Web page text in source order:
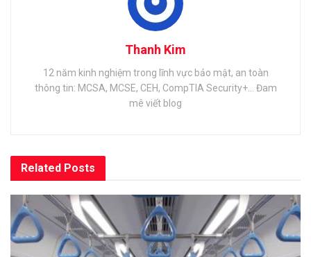
Thanh Kim
12 năm kinh nghiệm trong lĩnh vực bảo mật, an toàn
thông tin: MCSA, MCSE, CEH, CompTIA Security+... Đam
mê viết blog
Related Posts